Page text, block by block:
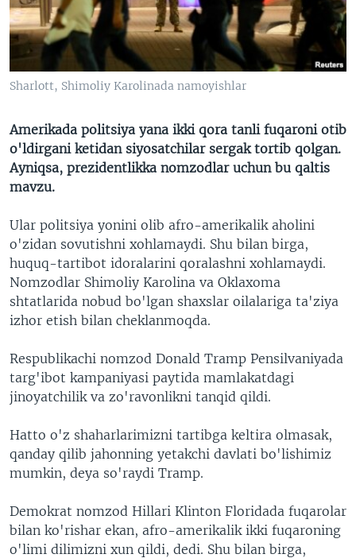
VIDEO
XABARLAR SURATLARDA
ODNOKLASSNIKI
TELEGRAM
TWITTER
Sharlott, Shimoliy Karolinada namoyishlar
Amerikada politsiya yana ikki qora tanli fuqaroni otib
o'ldirgani ketidan siyosatchilar sergak tortib qolgan.
Ayniqsa, prezidentlikka nomzodlar uchun bu qaltis
mavzu.
Ular politsiya yonini olib afro-amerikalik aholini
o'zidan sovutishni xohlamaydi. Shu bilan birga,
huquq-tartibot idoralarini qoralashni xohlamaydi.
Nomzodlar Shimoliy Karolina va Oklaxoma
shtatlarida nobud bo'lgan shaxslar oilalariga ta'ziya
izhor etish bilan cheklanmoqda.
Respublikachi nomzod Donald Tramp Pensilvaniyada
targ'ibot kampaniyasi paytida mamlakatdagi
jinoyatchilik va zo'ravonlikni tanqid qildi.
Hatto o'z shaharlarimizni tartibga keltira olmasak,
qanday qilib jahonning yetakchi davlati bo'lishimiz
mumkin, deya so'raydi Tramp.
Demokrat nomzod Hillari Klinton Floridada fuqarolar
bilan ko'rishar ekan, afro-amerikalik ikki fuqaroning
o'limi dilimizni xun qildi, dedi. Shu bilan birga,